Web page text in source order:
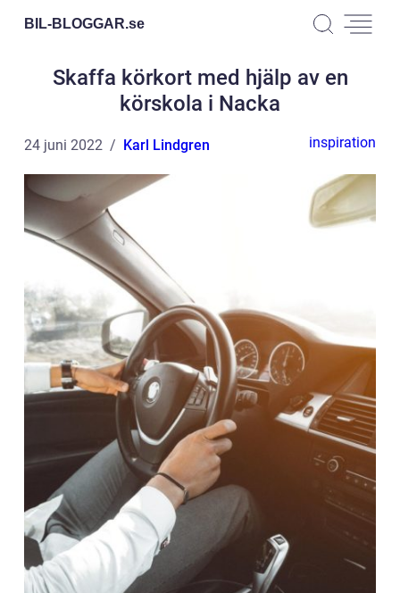
BIL-BLOGGAR.se
Skaffa körkort med hjälp av en
körskola i Nacka
24 juni 2022 Karl Lindgren inspiration